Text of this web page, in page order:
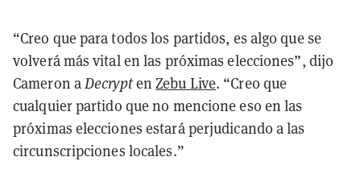
“Creo que para todos los partidos, es algo que se
volverá más vital en las próximas elecciones”, dijo
Cameron aDecryptenZebu Live. “Creo que
cualquier partido que no mencione eso en las
próximas elecciones estará perjudicando a las
circunscripciones locales.”